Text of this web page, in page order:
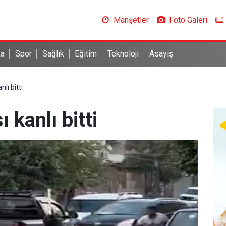
Manşetler Foto Galeri
Spor Sağlık Eğitim Teknoloji Asayiş
bitti
kanlı bitti